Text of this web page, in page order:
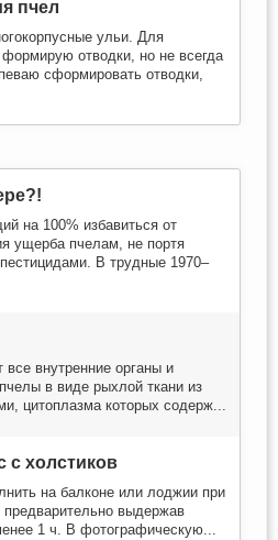
пчел
ульи. Для
отводки, но не всегда
сформировать отводки,
на 100% избавиться от
ущерба пчелам, не портя
В трудные 1970–
внутренние органы и
в виде рыхлой ткани из
цитоплазма которых содерж...
с холстиков
на балконе или лоджии при
предварительно выдержав
1 ч. В фотографическую...